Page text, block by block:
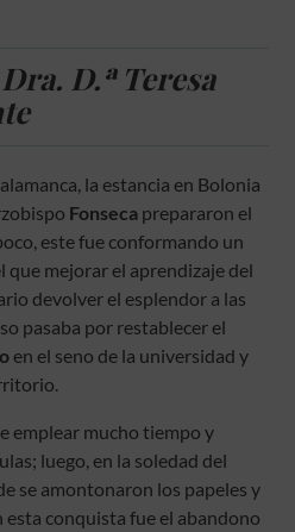
Dra. D.ª Teresa
la estancia en Bolonia
Fonseca prepararon el
este fue conformando un
que mejorar el aprendizaje del
devolver el esplendor a las
pasaba por restablecer el
en el seno de la universidad y
emplear mucho tiempo y
luego, en la soledad del
se amontonaron los papeles y
esta conquista fue el abandono